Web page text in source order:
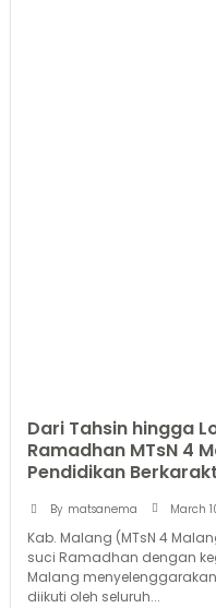
Dari Tahsin hingga
Ramadhan MTsN 4
Pendidikan
By matsanema March
Kab. Malang (MTsN 4
suci Ramadhan dengan
Malang
diikuti oleh seluruh...